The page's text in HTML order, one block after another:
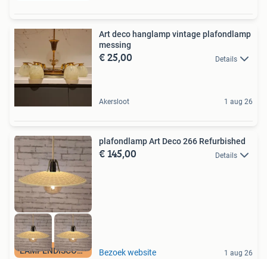
Art deco hanglamp vintage plafondlamp
messing
€ 25,00 Details
Akersloot 1 aug 26
LAMPENDISCOUNT_NL
plafondlamp Art Deco 266 Refurbished
€ 145,00 Details
Bezoek website 1 aug 26